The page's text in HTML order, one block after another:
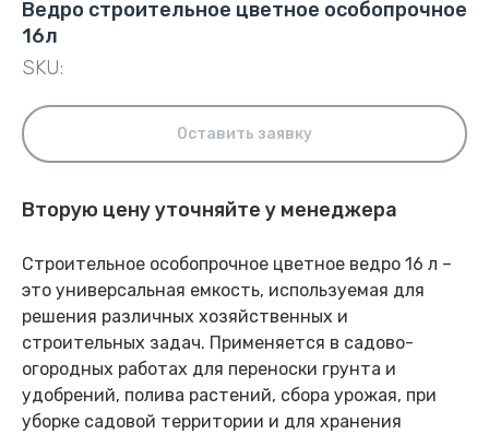
Ведро строительное цветное особопрочное
16л
SKU:
Оставить заявку
Вторую цену уточняйте у менеджера
Строительное особопрочное цветное ведро 16 л –
это универсальная емкость, используемая для
решения различных хозяйственных и
строительных задач. Применяется в садово-
огородных работах для переноски грунта и
удобрений, полива растений, сбора урожая, при
уборке садовой территории и для хранения